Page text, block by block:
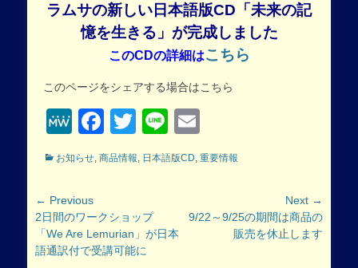
ラムサの新しい日本語版CD「未来の記
憶を生きる」が完成しました
このCDの詳細はこちら
このページをシェアする場合はこちら
MeWeFacebook
Twitter
Line
Categories
お知らせ 商品情報 日本語版CD 重要情報
投
稿
ナ
ビ
← Previous
Previous
post:
2日間のワークショップ
「We Are Lemurian」が日本
語通訳付で受講可能に
Next →
Next
9/22～9/25の期間は商品の
販売を休止します